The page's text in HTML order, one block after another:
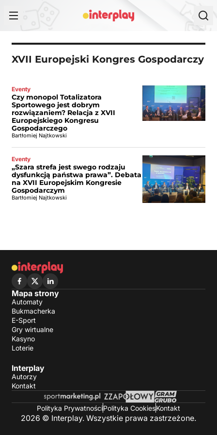
XVII Europejski Kongres Gospodarczy
Eventy
Czy monopol Totalizatora
Sportowego jest dobrym
rozwiązaniem? Relacja z XVII
Europejskiego Kongresu
Gospodarczego
Bartłomiej Najtkowski
Eventy
„Szara strefa jest swego rodzaju
dysfunkcją państwa prawa”. Debata
na XVII Europejskim Kongresie
Gospodarczym
Bartłomiej Najtkowski
Mapa strony
Automaty
Bukmacherka
E-Sport
Gry wirtualne
Kasyno
Loterie
Interplay
Autorzy
Kontakt
Polityka PrywatnościPolityka CookiesKontakt
2026 © Interplay. Wszystkie prawa zastrzeżone.